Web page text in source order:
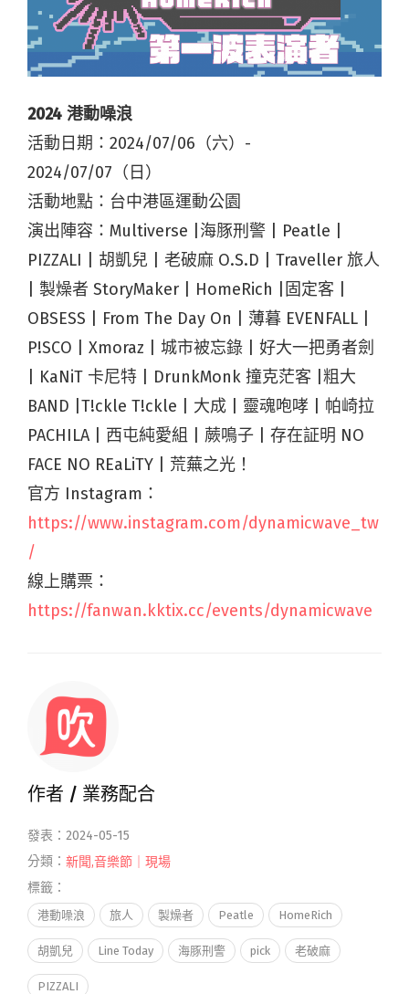
2024 港動噪浪
活動日期：2024/07/06（六）-
2024/07/07（日）
活動地點：台中港區運動公園
演出陣容：Multiverse |海豚刑警 | Peatle |
PIZZALI | 胡凱兒 | 老破麻 O.S.D | Traveller 旅人
| 製燥者 StoryMaker | HomeRich |固定客 |
OBSESS | From The Day On | 薄暮 EVENFALL |
P!SCO | Xmoraz | 城市被忘錄 | 好大一把勇者劍
| KaNiT 卡尼特 | DrunkMonk 撞克茫客 |粗大
BAND |T!ckle T!ckle | 大成 | 靈魂咆哮 | 帕崎拉
PACHILA | 西屯純愛組 | 蕨鳴子 | 存在証明 NO
FACE NO REaLiTY | 荒蕪之光！
官方 Instagram：
https://www.instagram.com/dynamicwave_tw
/
線上購票：
https://fanwan.kktix.cc/events/dynamicwave
作者 / 業務配合
發表：2024-05-15
分類： 新聞,音樂節｜現場
標籤：
港動噪浪 旅人 製燥者 Peatle HomeRich
胡凱兒 Line Today 海豚刑警 pick 老破麻
PIZZALI